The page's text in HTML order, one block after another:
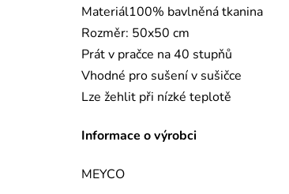
Materiál100% bavlněná tkanina
Rozměr: 50x50 cm
Prát v pračce na 40 stupňů
Vhodné pro sušení v sušičce
Lze žehlit při nízké teplotě
Informace o výrobci
MEYCO